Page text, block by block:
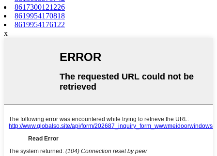
8617300121226
8619954170818
8619954176122
x